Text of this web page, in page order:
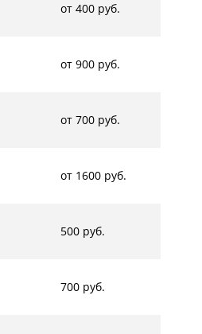
от 400 руб.
от 900 руб.
от 700 руб.
от 1600 руб.
500 руб.
700 руб.